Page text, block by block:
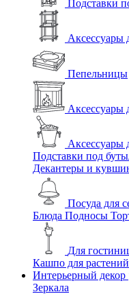
Подставки
Аксессуары
Пепельницы
Аксессуары
Аксессуары
Подставки под
Декантеры и
Посуда для
Блюда Подносы
Для
Кашпо для растений
Интерьерный декор
Зеркала